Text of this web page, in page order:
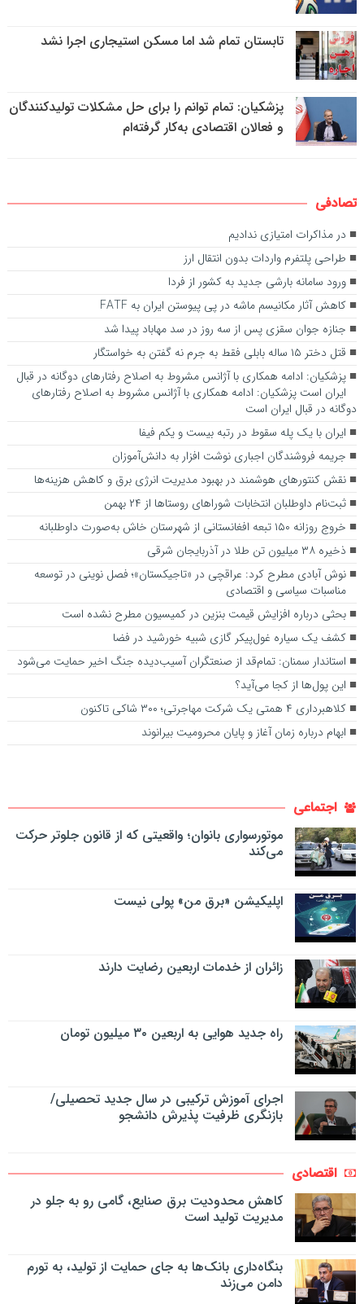
تابستان تمام شد اما مسکن استیجاری اجرا نشد
پزشکیان: تمام توانم را برای حل مشکلات تولیدکنندگان
و فعالان اقتصادی به‌کار گرفته‌ام
تصادفی
در مذاکرات امتیازی ندادیم
طراحی پلتفرم واردات بدون انتقال ارز
ورود سامانه بارشی جدید به کشور از فردا
کاهش آثار مکانیسم ماشه در پی پیوستن ایران به FATF
جنازه جوان سقزی پس از سه روز در سد مهاباد پیدا شد
قتل دختر ۱۵ ساله بابلی فقط به جرم نه گفتن به خواستگار
پزشکیان: ادامه همکاری‌ با آژانس مشروط به اصلاح رفتارهای دوگانه در قبال
ایران است پزشکیان: ادامه همکاری‌ با آژانس مشروط به اصلاح رفتارهای
دوگانه در قبال ایران است
ایران با یک پله سقوط در رتبه بیست و یکم فیفا
جریمه فروشندگان اجباری نوشت افزار به دانش‌آموزان
نقش کنتور‌های هوشمند در بهبود مدیریت انرژی برق و کاهش هزینه‌ها
ثبت‌نام داوطلبان انتخابات شورا‌های روستا‌ها از ۲۴ بهمن
خروج روزانه ۱۵۰ تبعه افغانستانی از شهرستان خاش به‌صورت داوطلبانه
ذخیره ۳۸ میلیون تن طلا در آذربایجان شرقی
نوش آبادی مطرح کرد: عراقچی در «تاجیکستان»؛ فصل نوینی در توسعه
مناسبات سیاسی و اقتصادی
بحثی درباره افزایش قیمت بنزین در کمیسیون مطرح نشده است
کشف یک سیاره غول‌پیکر گازی شبیه خورشید در فضا
استاندار سمنان:‌ تمام‌قد از صنعتگران آسیب‌دیده جنگ اخیر حمایت می‌شود
این پول‌ها از کجا می‌آید؟
کلاهبرداری ۴ همتی یک شرکت مهاجرتی؛ ۳۰۰ شاکی تاکنون
ابهام درباره زمان آغاز و پایان محرومیت بیرانوند
اجتماعی
موتورسواری بانوان؛ واقعیتی که از قانون جلوتر حرکت
می‌کند
اپلیکیشن «برق من» پولی نیست
زائران از خدمات اربعین رضایت دارند
راه جدید هوایی به اربعین ۳۰ میلیون تومان
اجرای آموزش ترکیبی در سال جدید تحصیلی/
بازنگری ظرفیت پذیرش دانشجو
اقتصادی
کاهش محدودیت برق صنایع، گامی رو به جلو در
مدیریت تولید است
بنگاه‌داری بانک‌ها به جای حمایت از تولید، به تورم
دامن می‌زند